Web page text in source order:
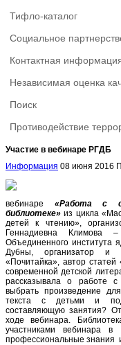
Тифло-каталог
Социальное
Контактная
Независимая оценка
Поиск
Противодействие
Участие в вебинаре РГДБ
Информация 08 июня 2016
вебинаре «Работа с
библиотеке» из цикла
детей к чтению»,
Геннадиевна Климова –
Объединенного института
Дубны, организатор и
«Почитайка», автор
современной детской
рассказывала о работе с
выбрать произведение
текста с детьми и
составляющую занятия?
ходе вебинара.
участниками вебинара
профессиональные знания